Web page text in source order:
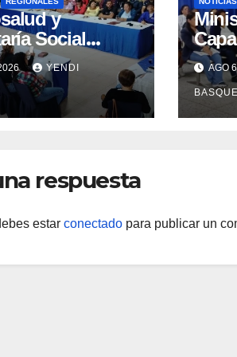
y
Social
la atención
YENDI AGO
respuesta
estar conectado para publicar un